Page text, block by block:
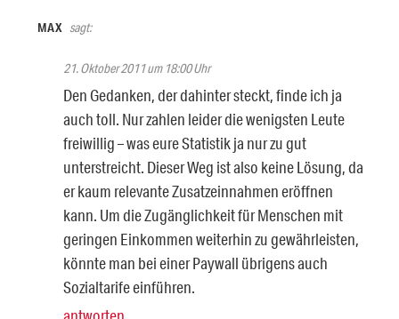
MAX sagt:
21. Oktober 2011 um 18:00 Uhr
Den Gedanken, der dahinter steckt, finde ich ja
auch toll. Nur zahlen leider die wenigsten Leute
freiwillig – was eure Statistik ja nur zu gut
unterstreicht. Dieser Weg ist also keine Lösung, da
er kaum relevante Zusatzeinnahmen eröffnen
kann. Um die Zugänglichkeit für Menschen mit
geringen Einkommen weiterhin zu gewährleisten,
könnte man bei einer Paywall übrigens auch
Sozialtarife einführen.